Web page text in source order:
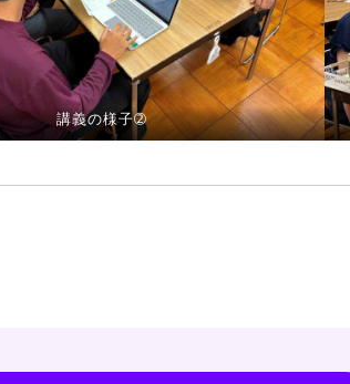
講義の様子➁